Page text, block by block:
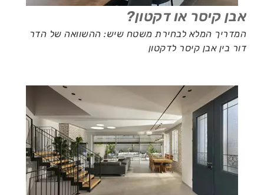
אבן קיסר או דקטון?
המדריך המלא לבחירת משטח שיש: ההשוואה של הדר
דור בין אבן קיסר לדקטון